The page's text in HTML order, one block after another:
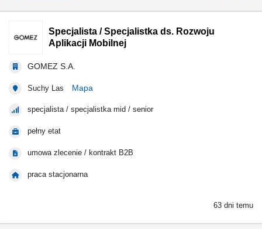
Specjalista / Specjalistka ds. Rozwoju
Aplikacji Mobilnej
GOMEZ S.A.
Suchy Las Mapa
specjalista / specjalistka mid / senior
pełny etat
umowa zlecenie / kontrakt B2B
praca stacjonarna
63 dni temu